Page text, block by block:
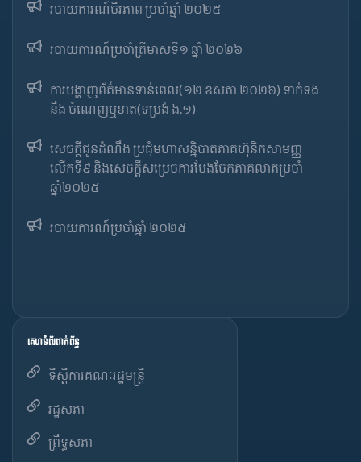
របាយការណ៍ចីរភាព ប្រចាំឆ្នាំ ២០២៥
របាយការណ៍​​ប្រចាំ​ត្រីមាសទី១ ឆ្នាំ ២០២៦
ការបង្ហាញព័ត៌មានទាន់ពេល(១២ ឧសភា ២០២៦) ទាក់ទង
នឹង ចំណេញឬខាត(ទម្រង់ ង.១)
សេចក្តីជូនដំណឹង ប្រជុំមហាសន្និបាតភាគហ៊ុនិកសាមញ្ញ
លើកទី៩ និងសេចក្តីសម្រេចការបែងចែកភាគលាភប្រចាំ
ឆ្នាំ២០២៥​
របាយការណ៍​​ប្រចាំ​ឆ្នាំ ២០២៥
គេហទំព័រពាក់ព័ន្ធ
ទីស្តីការគណៈរដ្ឋមន្ត្រី
រដ្ឋសភា
ព្រឹទ្ធសភា